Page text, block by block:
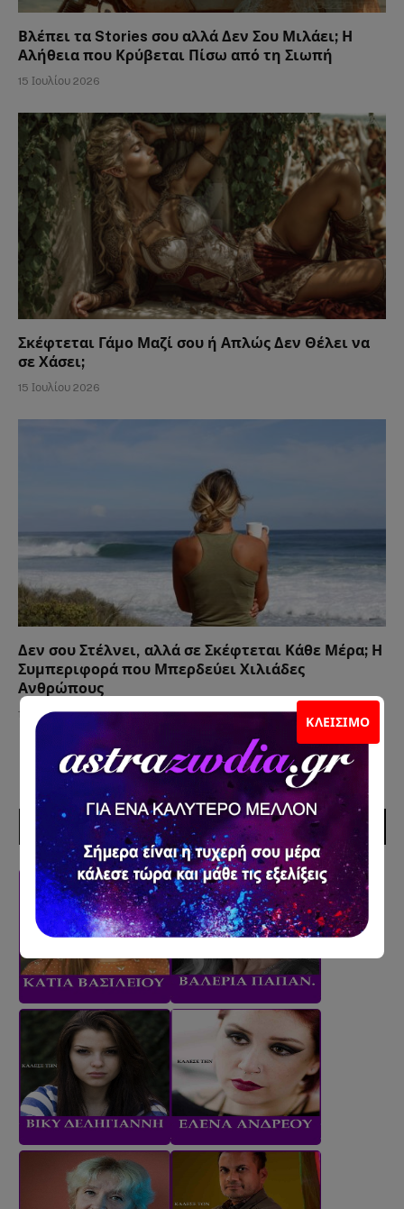
ΚΛΕΊΣΙΜΟ
Βλέπει τα Stories σου αλλά Δεν Σου Μιλάει; Η
Αλήθεια που Κρύβεται Πίσω από τη Σιωπή
15 Ιουλίου 2026
Σκέφτεται Γάμο Μαζί σου ή Απλώς Δεν Θέλει να
σε Χάσει;
15 Ιουλίου 2026
Δεν σου Στέλνει, αλλά σε Σκέφτεται Κάθε Μέρα; Η
Συμπεριφορά που Μπερδεύει Χιλιάδες
Ανθρώπους
12 Ιουλίου 2026
ΣΥΝΕΡΓΑΤΕΣ